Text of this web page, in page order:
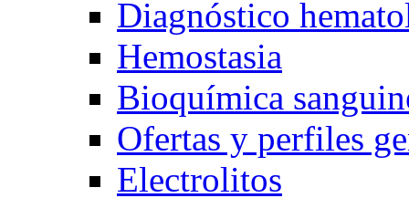
Diagnóstico
Hemostasia
Bioquímica
Ofertas y perfiles
Electrolitos